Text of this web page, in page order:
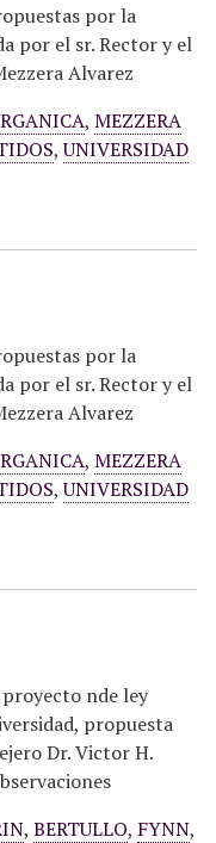
por la
por el sr. Rector y el
Alvarez
, MEZZERA
,UNIVERSIDAD
por la
por el sr. Rector y el
Alvarez
, MEZZERA
,UNIVERSIDAD
nde ley
propuesta
Dr. Victor H.
, BERTULLO, FYNN,